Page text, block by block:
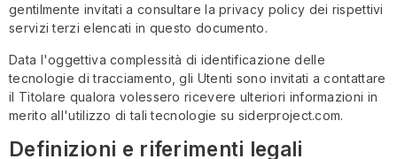
gentilmente invitati a consultare la privacy policy dei rispettivi
servizi terzi elencati in questo documento.
Data l'oggettiva complessità di identificazione delle
tecnologie di tracciamento, gli Utenti sono invitati a contattare
il Titolare qualora volessero ricevere ulteriori informazioni in
merito all'utilizzo di tali tecnologie su siderproject.com.
Definizioni e riferimenti legali